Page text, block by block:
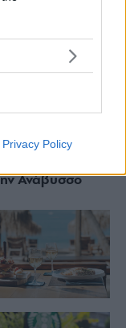
Privacy Policy
Ανάβυσσο